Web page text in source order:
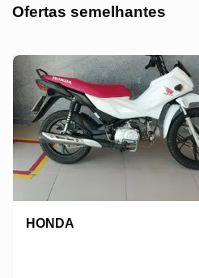
Ofertas semelhantes
HONDA